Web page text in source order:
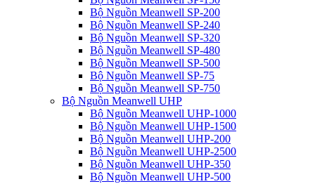
Bộ Nguồn Meanwell SP-200
Bộ Nguồn Meanwell SP-240
Bộ Nguồn Meanwell SP-320
Bộ Nguồn Meanwell SP-480
Bộ Nguồn Meanwell SP-500
Bộ Nguồn Meanwell SP-75
Bộ Nguồn Meanwell SP-750
Bộ Nguồn Meanwell UHP
Bộ Nguồn Meanwell UHP-1000
Bộ Nguồn Meanwell UHP-1500
Bộ Nguồn Meanwell UHP-200
Bộ Nguồn Meanwell UHP-2500
Bộ Nguồn Meanwell UHP-350
Bộ Nguồn Meanwell UHP-500